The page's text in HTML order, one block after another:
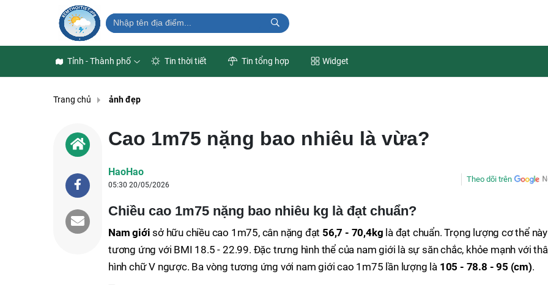
Tỉnh - Thành phố Tin thời tiết Tin tổng hợp Widget
Trang chủ ảnh đẹp
Cao 1m75 nặng bao nhiêu là vừa?
HaoHao
05:30 20/05/2026
Theo dõi trên
Chiều cao 1m75 nặng bao nhiêu kg là đạt chuẩn?
Nam giới sở hữu chiều cao 1m75, cân nặng đạt 56,7 - 70,4kg là đạt chuẩn. Trọng lượng cơ thể này
tương ứng với BMI 18.5 - 22.99. Đặc trưng hình thể của nam giới là sự săn chắc, khỏe mạnh với
hình chữ V ngược. Ba vòng tương ứng với nam giới cao 1m75 lần lượng là 105 - 78.8 - 95 (cm).